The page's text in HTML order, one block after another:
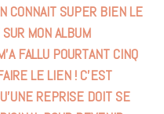
CONNAIT SUPER BIEN LE
MON ALBUM
FALLU POURTANT CINQ
LE LIEN ! C’EST
REPRISE DOIT SE